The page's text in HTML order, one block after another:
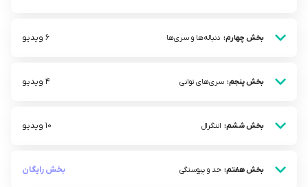
بخش چهارم: دنباله‌ها و سری‌ها 6 ویدیو
بخش پنجم: سری‌های توانی 4 ویدیو
بخش ششم: انتگرال 10 ویدیو
بخش هفتم: حد و پیوستگی بخش رایگان